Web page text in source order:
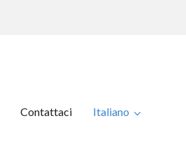
Contattaci Italiano